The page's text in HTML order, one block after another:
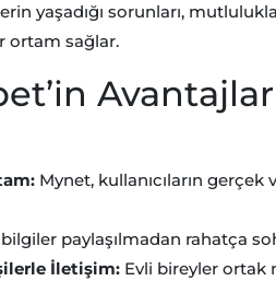
yaşadığı sorunları,
ortam sağlar.
Mynet, kullanıcıların gerçek
paylaşılmadan rahatça
İletişim: Evli bireyler ortak